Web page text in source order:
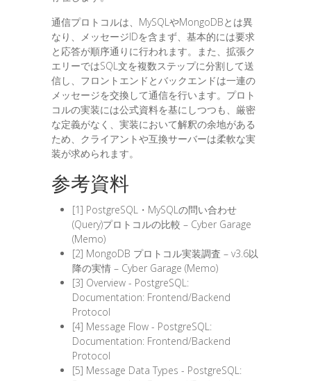
通信プロトコルは、MySQLやMongoDBとは異
なり、メッセージIDを含まず、基本的には要求
と応答が順序通りに行われます。また、拡張ク
エリーではSQL文を複数ステップに分割して送
信し、フロントエンドとバックエンドは一連の
メッセージを交換して通信を行います。プロト
コルの実装には公式資料を基にしつつも、厳密
な定義がなく、実装において解釈の余地がある
ため、クライアントや互換サーバーは柔軟な実
装が求められます。
参考資料
[1] PostgreSQL・MySQLの問い合わせ
(Query)プロトコルの比較 – Cyber Garage
(Memo)
[2] MongoDB プロトコル実装調査 – v3.6以
降の実情 – Cyber Garage (Memo)
[3] Overview - PostgreSQL:
Documentation: Frontend/Backend
Protocol
[4] Message Flow - PostgreSQL:
Documentation: Frontend/Backend
Protocol
[5] Message Data Types - PostgreSQL: